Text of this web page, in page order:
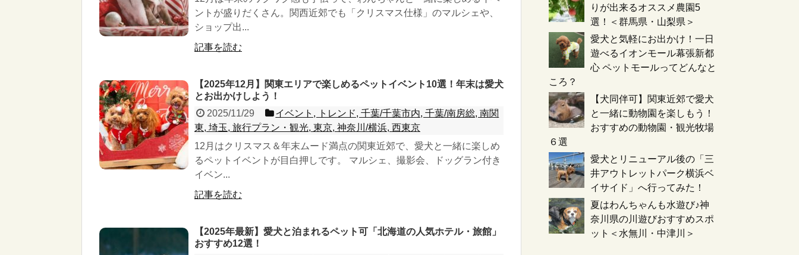
ントが盛りだくさん。関西近郊でも「クリスマス仕様」のマルシェや、
ショップ出...
記事を読む
【2025年12月】関東エリアで楽しめるペットイベント10選！年末は愛犬
とお出かけしよう！
2025/11/29
イベント, トレンド, 千葉/千葉市内, 千葉/南房総, 南関
東, 埼玉, 旅行プラン・観光, 東京, 神奈川/横浜, 西東京
12月はクリスマス＆年末ムード満点の関東近郊で、愛犬と一緒に楽しめ
るペットイベントが目白押しです。 マルシェ、撮影会、ドッグラン付き
イベン...
記事を読む
【2025年最新】愛犬と泊まれるペット可「北海道の人気ホテル・旅館」
おすすめ12選！
りが出来るオススメ農園5
選！＜群馬県・山梨県＞
愛犬と気軽にお出かけ！一日
遊べるイオンモール幕張新都
心 ペットモールってどんなと
ころ？
【犬同伴可】関東近郊で愛犬
と一緒に動物園を楽しもう！
おすすめの動物園・観光牧場
６選
愛犬とリニューアル後の「三
井アウトレットパーク横浜ベ
イサイド」へ行ってみた！
夏はわんちゃんも水遊び♪神
奈川県の川遊びおすすめスポ
ット＜水無川・中津川＞